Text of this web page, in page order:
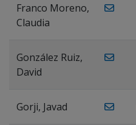
Franco Moreno,
Claudia
González Ruiz,
David
Gorji, Javad